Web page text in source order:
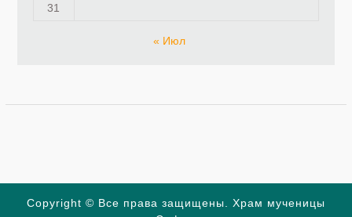
31
« Июл
Copyright © Все права защищены. Храм мученицы